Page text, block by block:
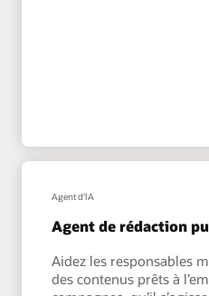
Agent d'IA
Agent de rédaction
Aidez les responsables
des contenus prêts à